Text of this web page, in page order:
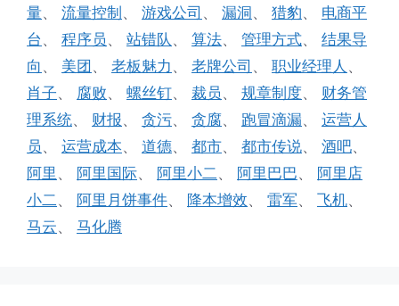
量、 流量控制、 游戏公司 、 漏洞、 猎豹、 电商平
台 、 程序员 、 站错队 、 算法、 管理方式、 结果导
向 、 美团 、 老板魅力 、 老牌公司 、 职业经理人 、
肖子、 腐败、 螺丝钉、 裁员 、 规章制度、 财务管
理系统、 财报、 贪污、 贪腐、 跑冒滴漏、 运营人
员 、 运营成本、 道德、 都市、 都市传说、 酒吧、
阿里 、 阿里国际、 阿里小二 、 阿里巴巴、 阿里店
小二 、 阿里月饼事件、 降本增效、 雷军、 飞机、
马云、 马化腾